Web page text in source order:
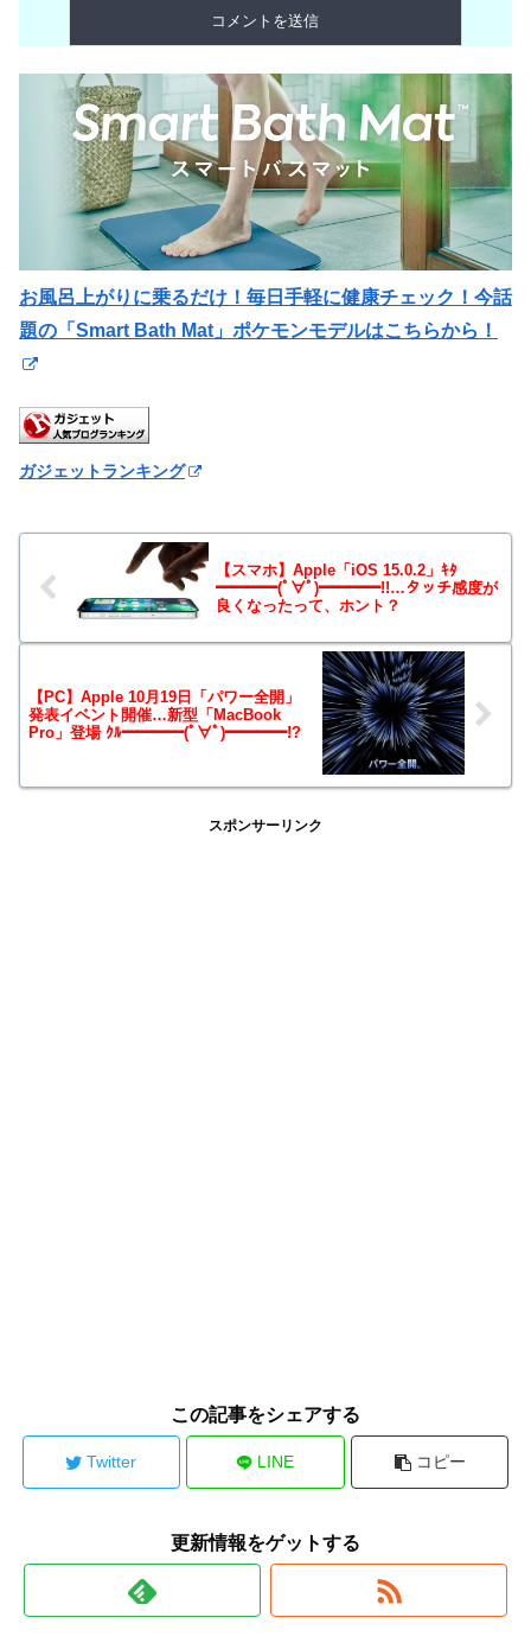
お風呂上がりに乗るだけ！毎日手軽に健康チェック！今話
題の「Smart Bath Mat」ポケモンモデルはこちらから！
ガジェットランキング
【スマホ】Apple「iOS 15.0.2」ｷﾀ
━━━━(ﾟ∀ﾟ)━━━━!!…タッチ感度が
良くなったって、ホント？
【PC】Apple 10月19日「パワー全開」
発表イベント開催…新型「MacBook
Pro」登場 ｸﾙ━━━━(ﾟ∀ﾟ)━━━━!?
スポンサーリンク
この記事をシェアする
Twitter LINE コピー
更新情報をゲットする